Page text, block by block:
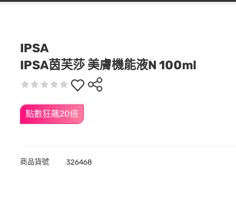
IPSA
IPSA茵芙莎 美膚機能液N 100ml
點數狂飆20倍
商品貨號 326468